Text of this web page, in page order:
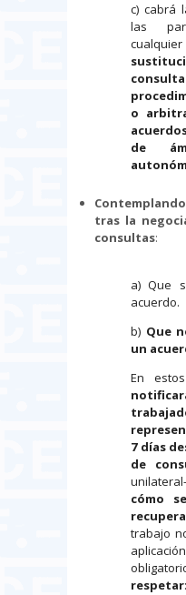
c) cabrá
las
o
de
tras la
consultas:
a) Que
acuerdo.
b) Que
un
En
7 días
de
cómo
trabajo
respetar: